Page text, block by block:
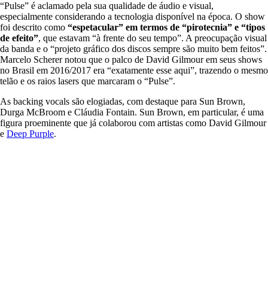
“Pulse” é aclamado pela sua qualidade de áudio e visual,
especialmente considerando a tecnologia disponível na época. O show
foi descrito como “espetacular” em termos de “pirotecnia” e “tipos
de efeito”, que estavam “à frente do seu tempo”. A preocupação visual
da banda e o “projeto gráfico dos discos sempre são muito bem feitos”.
Marcelo Scherer notou que o palco de David Gilmour em seus shows
no Brasil em 2016/2017 era “exatamente esse aqui”, trazendo o mesmo
telão e os raios lasers que marcaram o “Pulse”.
As backing vocals são elogiadas, com destaque para Sun Brown,
Durga McBroom e Cláudia Fontain. Sun Brown, em particular, é uma
figura proeminente que já colaborou com artistas como David Gilmour
e Deep Purple.